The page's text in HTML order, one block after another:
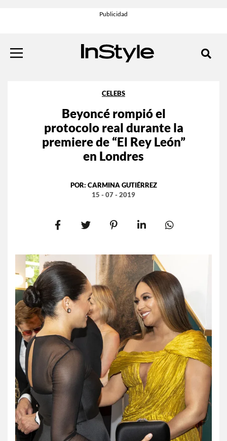
CELEBS
Beyoncé rompió el
protocolo real durante la
premiere de “El Rey León”
en Londres
POR: CARMINA GUTIÉRREZ
15 - 07 - 2019